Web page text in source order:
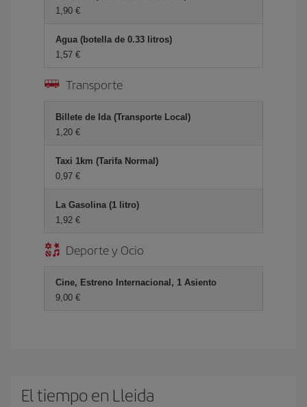
1,90 €
Agua (botella de 0.33 litros)
1,57 €
Transporte
Billete de Ida (Transporte Local)
1,20 €
Taxi 1km (Tarifa Normal)
0,97 €
La Gasolina (1 litro)
1,92 €
Deporte y Ocio
Cine, Estreno Internacional, 1 Asiento
9,00 €
El tiempo en Lleida